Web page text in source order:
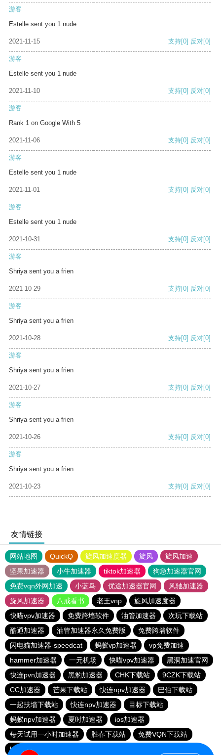
游客
Estelle sent you 1 nude
2021-11-15 支持[0] 反对[0]
游客
Estelle sent you 1 nude
2021-11-10 支持[0] 反对[0]
游客
Rank 1 on Google With 5
2021-11-06 支持[0] 反对[0]
游客
Estelle sent you 1 nude
2021-11-01 支持[0] 反对[0]
游客
Estelle sent you 1 nude
2021-10-31 支持[0] 反对[0]
游客
Shriya sent you a frien
2021-10-29 支持[0] 反对[0]
游客
Shriya sent you a frien
2021-10-28 支持[0] 反对[0]
游客
Shriya sent you a frien
2021-10-27 支持[0] 反对[0]
游客
Shriya sent you a frien
2021-10-26 支持[0] 反对[0]
游客
Shriya sent you a frien
2021-10-23 支持[0] 反对[0]
友情链接
网站地图 QuickQ 旋风加速度器 旋风
旋风加速
坚果加速器
小牛加速器 tiktok加速器
狗急加速器官网
免费vqn外网加速
小蓝鸟 优途加速器官网
风驰加速器
旋风加速器
八戒看书 老王vnp
旋风加速度器
快喵vpv加速器
免费跨墙软件 油管加速器
次玩下载站
酷通加速器
油管加速器永久免费版
免费跨墙软件
闪电猫加速器-speedcat
蚂蚁vp加速器
vp免费加速
hammer加速器
一元机场 快喵vpv加速器
黑洞加速官网
快连pvn加速器
黑豹加速器 CHK下载站
9CZK下载站
CC加速器
芒果下载站 快连npv加速器
巴伯下载站
一起扶墙下载站
快连npv加速器
目标下载站
蚂蚁npv加速器
夏时加速器
ios加速器
每天试用一小时加速器
胜春下载站
免费VQN下载站
hammer加速器